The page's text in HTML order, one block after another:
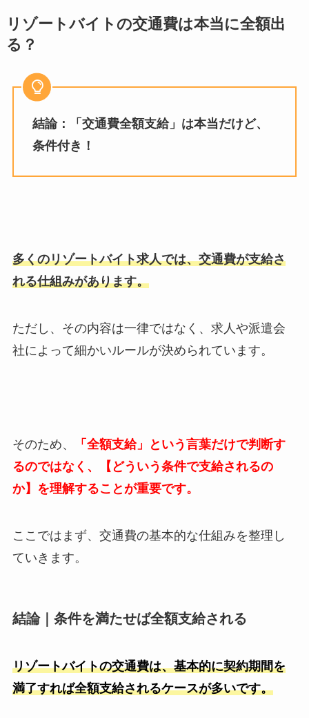
リゾートバイトの交通費は本当に全額出
る？
結論：「交通費全額支給」は本当だけど、
条件付き！
多くのリゾートバイト求人では、交通費が支給さ
れる仕組みがあります。
ただし、その内容は一律ではなく、求人や派遣会
社によって細かいルールが決められています。
そのため、
「全額支給」という言葉だけで判断す
るのではなく、【どういう条件で支給されるの
か】を理解することが重要です。
ここではまず、交通費の基本的な仕組みを整理し
ていきます。
結論｜条件を満たせば全額支給される
リゾートバイトの交通費は、基本的に契約期間を
満了すれば全額支給されるケースが多いです。